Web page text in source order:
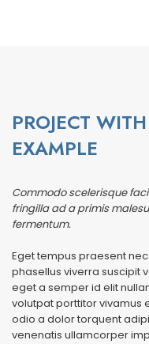
PROJECT
EXAMPLE
Commodo scelerisque
fringilla ad a primis
fermentum.
Eget tempus praesent
phasellus viverra suscipit
eget a semper id elit
volutpat porttitor vivamus
odio a dolor torquent
venenatis ullamcorper